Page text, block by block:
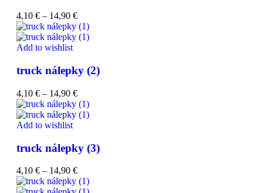
4,10 € – 14,90 €
Add to wishlist
truck nálepky (2)
4,10 € – 14,90 €
Add to wishlist
truck nálepky (3)
4,10 € – 14,90 €